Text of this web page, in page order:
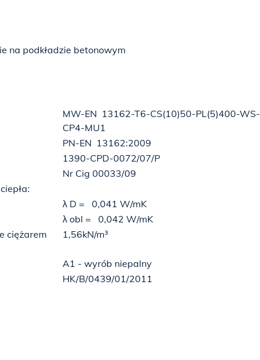
na podkładzie betonowym
MW-EN 13162-T6-CS(10)50-PL(5)400-WS-
CP4-MU1
PN-EN 13162:2009
1390-CPD-0072/07/P
Nr Cig 00033/09
λ D = 0,041 W/mK
λ obl = 0,042 W/mK
ciężarem
1,56kN/m³
A1 - wyrób niepalny
HK/B/0439/01/2011